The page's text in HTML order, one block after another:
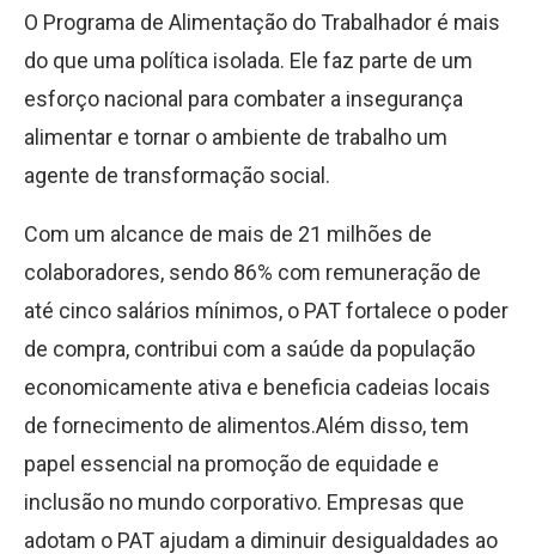
O Programa de Alimentação do Trabalhador é mais
do que uma política isolada. Ele faz parte de um
esforço nacional para combater a insegurança
alimentar e tornar o ambiente de trabalho um
agente de transformação social.
Com um alcance de mais de 21 milhões de
colaboradores, sendo 86% com remuneração de
até cinco salários mínimos, o PAT fortalece o poder
de compra, contribui com a saúde da população
economicamente ativa e beneficia cadeias locais
de fornecimento de alimentos.Além disso, tem
papel essencial na promoção de equidade e
inclusão no mundo corporativo. Empresas que
adotam o PAT ajudam a diminuir desigualdades ao